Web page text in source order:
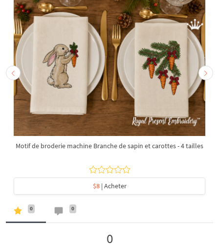
Motif de broderie machine Branche de sapin et carottes - 4 tailles
$8| Acheter
0 0
0